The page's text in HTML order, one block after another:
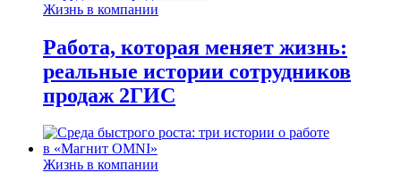
Жизнь в компании
Работа, которая меняет жизнь:
реальные истории сотрудников
продаж 2ГИС
Жизнь в компании